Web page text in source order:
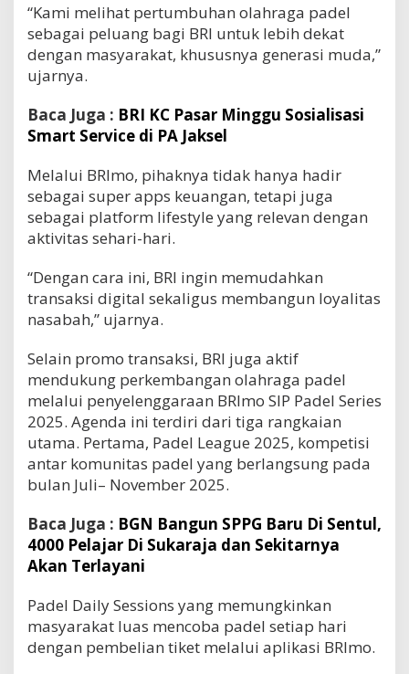
“Kami melihat pertumbuhan olahraga padel
sebagai peluang bagi BRI untuk lebih dekat
dengan masyarakat, khususnya generasi muda,”
ujarnya.
Baca Juga : BRI KC Pasar Minggu Sosialisasi
Smart Service di PA Jaksel
Melalui BRImo, pihaknya tidak hanya hadir
sebagai super apps keuangan, tetapi juga
sebagai platform lifestyle yang relevan dengan
aktivitas sehari-hari.
“Dengan cara ini, BRI ingin memudahkan
transaksi digital sekaligus membangun loyalitas
nasabah,” ujarnya.
Selain promo transaksi, BRI juga aktif
mendukung perkembangan olahraga padel
melalui penyelenggaraan BRImo SIP Padel Series
2025. Agenda ini terdiri dari tiga rangkaian
utama. Pertama, Padel League 2025, kompetisi
antar komunitas padel yang berlangsung pada
bulan Juli– November 2025.
Baca Juga : BGN Bangun SPPG Baru Di Sentul,
4000 Pelajar Di Sukaraja dan Sekitarnya
Akan Terlayani
Padel Daily Sessions yang memungkinkan
masyarakat luas mencoba padel setiap hari
dengan pembelian tiket melalui aplikasi BRImo.